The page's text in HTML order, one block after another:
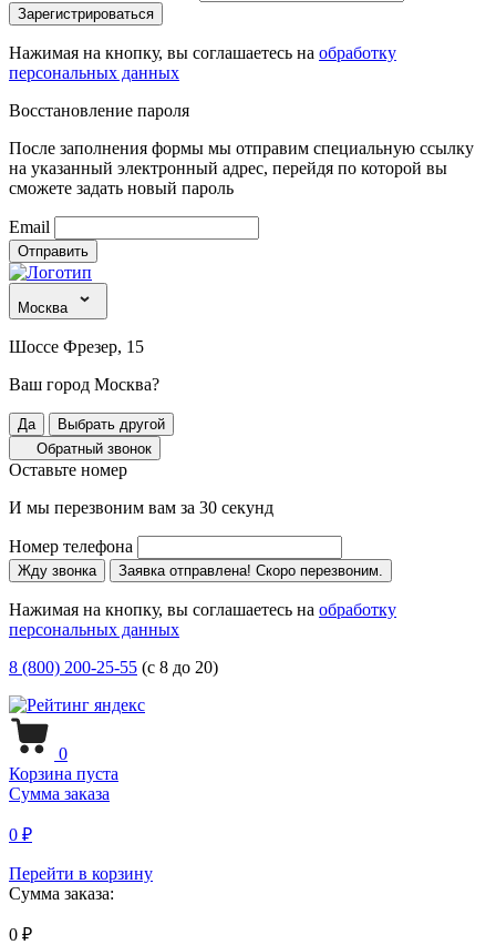
Зарегистрироваться
Нажимая на кнопку, вы соглашаетесь на обработку
персональных данных
Восстановление пароля
После заполнения формы мы отправим специальную ссылку
на указанный электронный адрес, перейдя по которой вы
сможете задать новый пароль
Email
Отправить
Москва
Шоссе Фрезер, 15
Ваш город Москва?
Да
Выбрать другой
Обратный звонок
Оставьте номер
И мы перезвоним вам за 30 секунд
Номер телефона
Жду звонка Заявка отправлена! Скоро перезвоним.
Нажимая на кнопку, вы соглашаетесь на обработку
персональных данных
8 (800) 200-25-55 (с 8 до 20)
0
Корзина пуста
Сумма заказа
0 ₽
Перейти в корзину
Сумма заказа:
0 ₽